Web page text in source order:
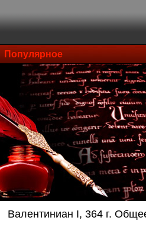
Популярное
Валентиниан I, 364 г.